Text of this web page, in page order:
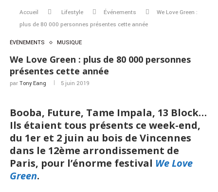
Accueil Lifestyle Événements
We Love Green :
plus de 80 000 personnes présentes cette année
ÉVÉNEMENTS MUSIQUE
We Love Green : plus de 80 000 personnes
présentes cette année
par Tony Eang 5 juin 2019
Booba, Future, Tame Impala, 13 Block…
Ils étaient tous présents ce week-end,
du 1er et 2 juin au bois de Vincennes
dans le 12ème arrondissement de
Paris, pour l’énorme festival We Love
Green.